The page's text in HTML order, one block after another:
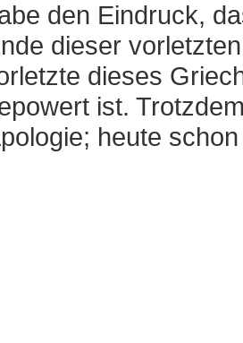
den Eindruck,
dieser
dieses
ist.
heute